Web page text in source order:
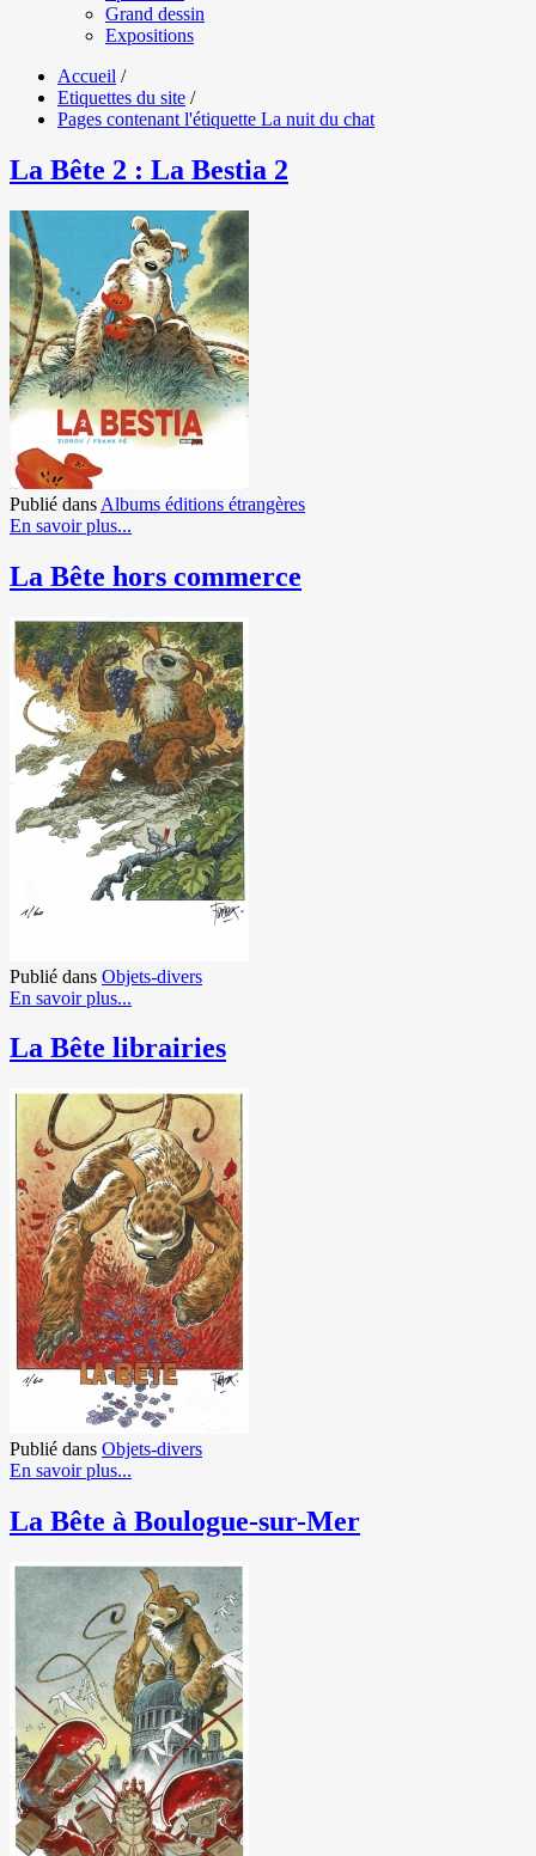
Grand dessin
Expositions
Accueil /
Etiquettes du site /
Pages contenant l'étiquette La nuit du chat
La Bête 2 : La Bestia 2
Publié dans Albums éditions étrangères
En savoir plus...
La Bête hors commerce
Publié dans Objets-divers
En savoir plus...
La Bête librairies
Publié dans Objets-divers
En savoir plus...
La Bête à Boulogue-sur-Mer